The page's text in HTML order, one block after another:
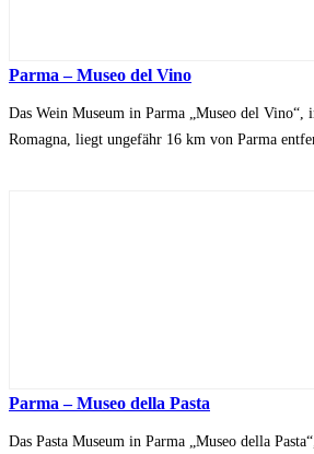
Parma – Museo del Vino
Das Wein Museum in Parma „Museo del
Romagna, liegt ungefähr 16 km von Parma
Parma – Museo della Pasta
Das Pasta Museum in Parma „Museo della